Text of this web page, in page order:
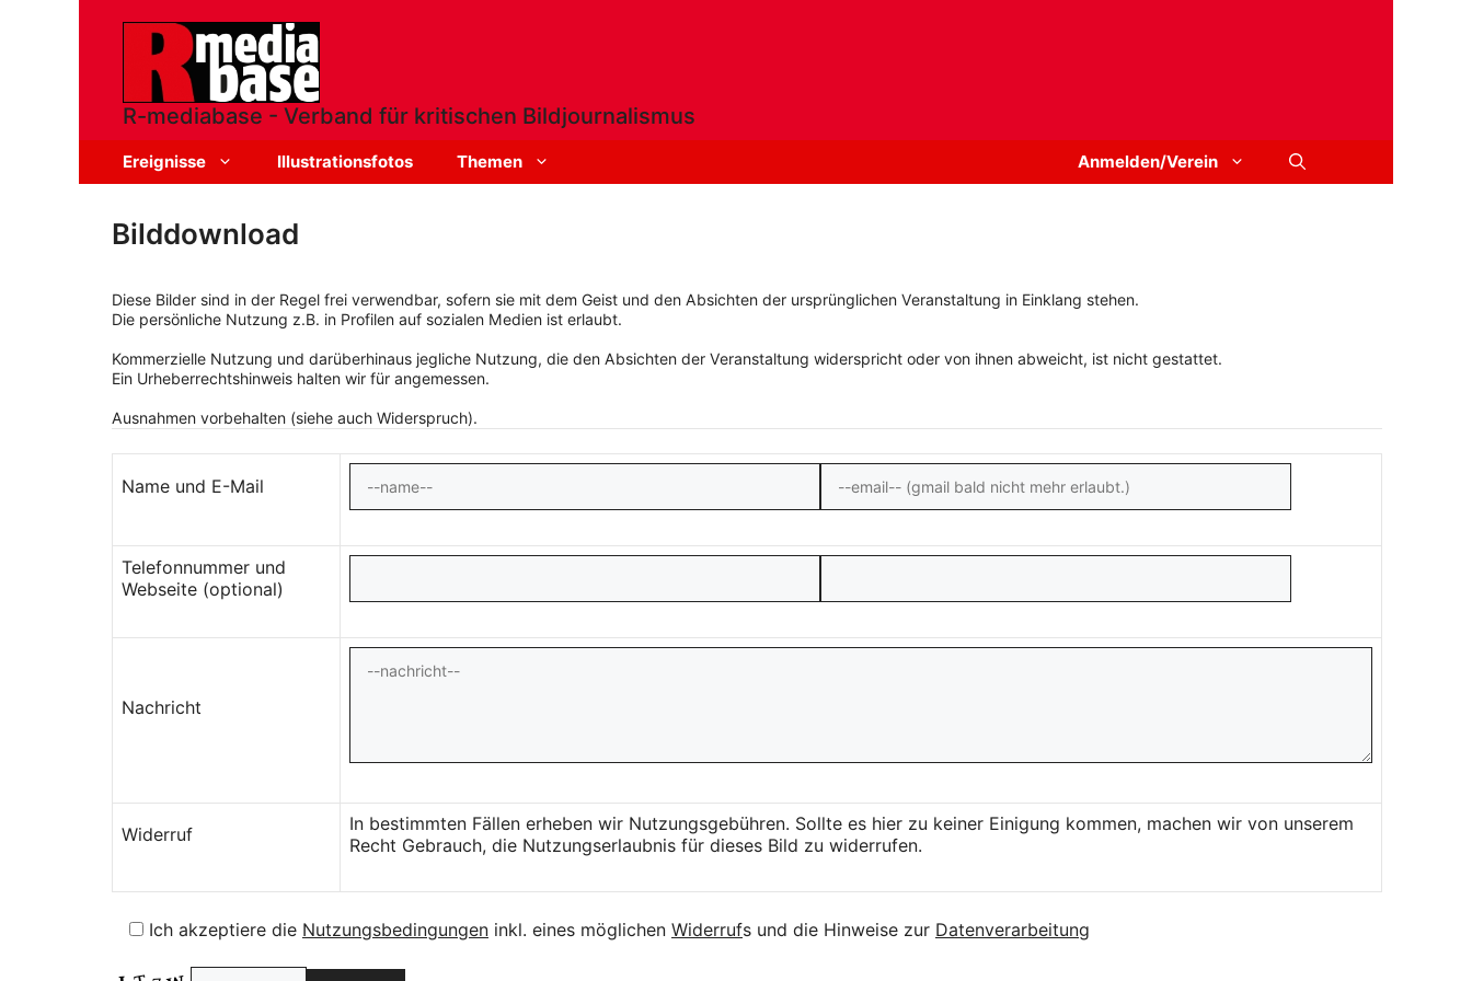
R-mediabase - Verband für kritischen Bildjournalismus
Ereignisse Illustrationsfotos Themen Anmelden/Verein
Bilddownload
Diese Bilder sind in der Regel frei verwendbar, sofern sie mit dem Geist und den Absichten der ursprünglichen Veranstaltung in Einklang stehen.
Die persönliche Nutzung z.B. in Profilen auf sozialen Medien ist erlaubt.
Kommerzielle Nutzung und darüberhinaus jegliche Nutzung, die den Absichten der Veranstaltung widerspricht oder von ihnen abweicht, ist nicht gestattet.
Ein Urheberrechtshinweis halten wir für angemessen.
Ausnahmen vorbehalten (siehe auch Widerspruch).
Name und E-Mail
Telefonnummer und
Webseite (optional)
Nachricht
Widerruf
In bestimmten Fällen erheben wir Nutzungsgebühren. Sollte es hier zu keiner Einigung kommen, machen wir von unserem
Recht Gebrauch, die Nutzungserlaubnis für dieses Bild zu widerrufen.
Ich akzeptiere die Nutzungsbedingungen inkl. eines möglichen Widerrufs und die Hinweise zur Datenverarbeitung